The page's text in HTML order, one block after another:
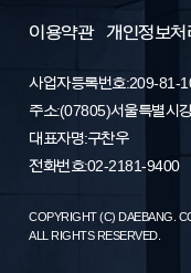
이용약관 개인정보
사업자등록번호: 209-81-
주소 : (07805) 서울특별시
대표자명 : 구찬우
전화번호 : 02-2181-9400
COPYRIGHT (C) DAEBANG.
ALL RIGHTS RESERVED.